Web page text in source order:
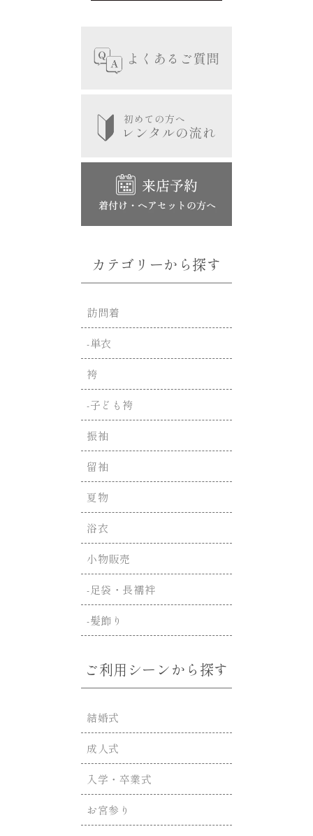
カテゴリーから探す
訪問着
-単衣
袴
-子ども袴
振袖
留袖
夏物
浴衣
小物販売
-足袋・長襦袢
-髪飾り
ご利用シーンから探す
結婚式
成人式
入学・卒業式
お宮参り